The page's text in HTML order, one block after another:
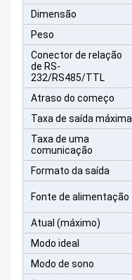
Dimensão
Peso
Conector de relação
de RS-
232/RS485/TTL
Atraso do começo
Taxa de saída máxima
Taxa de uma
comunicação
Formato da saída
Fonte de alimentação
Atual (máximo)
Modo ideal
Modo de sono